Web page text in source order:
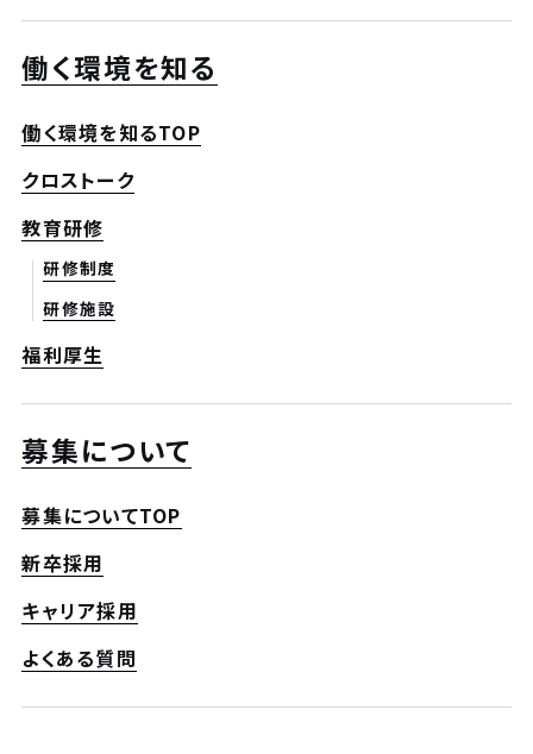
働く環境を知る
働く環境を知るTOP
クロストーク
教育研修
研修制度
研修施設
福利厚生
募集について
募集についてTOP
新卒採用
キャリア採用
よくある質問